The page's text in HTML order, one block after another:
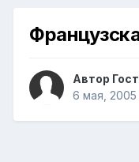
Автор
6 мая, 2005